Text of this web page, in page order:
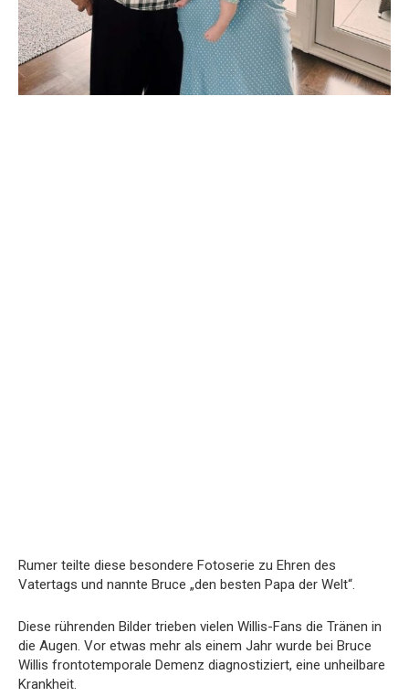
Rumer teilte diese besondere Fotoserie zu Ehren des
Vatertags und nannte Bruce „den besten Papa der Welt“.
Diese rührenden Bilder trieben vielen Willis-Fans die Tränen in
die Augen. Vor etwas mehr als einem Jahr wurde bei Bruce
Willis frontotemporale Demenz diagnostiziert, eine unheilbare
Krankheit.